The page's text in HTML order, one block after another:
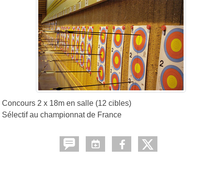
Concours 2 x 18m en salle (12 cibles)
Sélectif au championnat de France